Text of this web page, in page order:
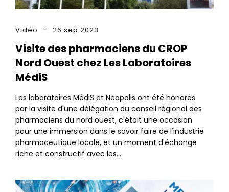
Vidéo 26 sep 2023
Visite des pharmaciens du CROP
Nord Ouest chez Les Laboratoires
MédiS
Les laboratoires MédiS et Neapolis ont été honorés
par la visite d'une délégation du conseil régional des
pharmaciens du nord ouest, c'était une occasion
pour une immersion dans le savoir faire de l'industrie
pharmaceutique locale, et un moment d'échange
riche et constructif avec les…